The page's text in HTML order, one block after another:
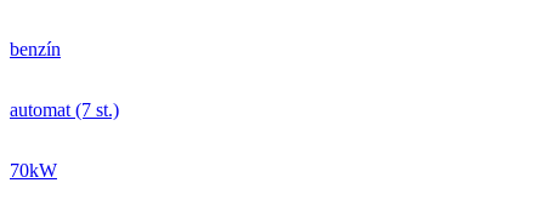
benzín
automat (7 st.)
70kW